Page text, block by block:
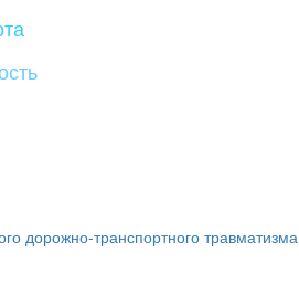
дорожно-транспортного травматизма